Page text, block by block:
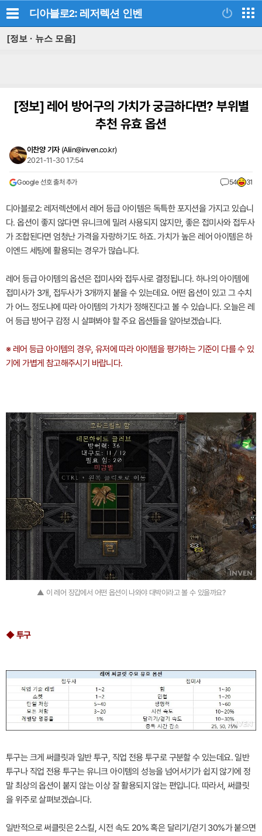
디아블로2: 레저렉션 인벤
[정보 · 뉴스 모음]
[정보]레어 방어구의 가치가 궁금하다면? 부위별
추천 유효 옵션
이찬양 기자 (Aliin@inven.co.kr)
2021-11-30 17:54
Google 선호 출처 추가 54 31
디아블로2: 레저렉션에서 레어 등급 아이템은 독특한 포지션을 가지고 있습니
다. 옵션이 좋지 않다면 유니크에 밀려 사용되지 않지만, 좋은 접미사와 접두사
가 조합된다면 엄청난 가격을 자랑하기도 하죠. 가치가 높은 레어 아이템은 하
이엔드 세팅에 활용되는 경우가 많습니다.
레어 등급 아이템의 옵션은 접미사와 접두사로 결정됩니다. 하나의 아이템에
접미사가 3개, 접두사가 3개까지 붙을 수 있는데요. 어떤 옵션이 있고 그 수치
가 어느 정도냐에 따라 아이템의 가치가 정해진다고 볼 수 있습니다. 오늘은 레
어 등급 방어구 감정 시 살펴봐야 할 주요 옵션들을 알아보겠습니다.
※ 레어 등급 아이템의 경우, 유저에 따라 아이템을 평가하는 기준이 다를 수 있
기에 가볍게 참고해주시기 바랍니다.
▲ 이 레어 장갑에서 어떤 옵션이 나와야 대박이라고 볼 수 있을까요?
◆ 투구
투구는 크게 써클릿과 일반 투구, 직업 전용 투구로 구분할 수 있는데요. 일반
투구나 직업 전용 투구는 유니크 아이템의 성능을 넘어서기가 쉽지 않기에 정
말 최상의 옵션이 붙지 않는 이상 잘 활용되지 않는 편입니다. 따라서, 써클릿
을 위주로 살펴보겠습니다.
일반적으로 써클릿은 2스킬, 시전 속도 20% 혹은 달리기/걷기 30%가 붙으면